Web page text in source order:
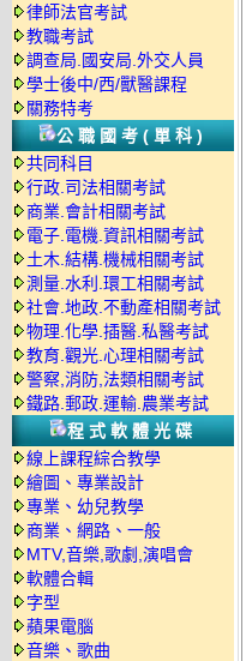
律師法官考試
教職考試
調查局.國安局.外交人員
學士後中/西/獸醫課程
關務特考
公職國考(單科)
共同科目
行政.司法相關考試
商業.會計相關考試
電子.電機.資訊相關考試
土木.結構.機械相關考試
測量.水利.環工相關考試
社會.地政.不動產相關考試
物理.化學.插醫.私醫考試
教育.觀光.心理相關考試
警察,消防,法類相關考試
鐵路.郵政.運輸.農業考試
程式軟體光碟
線上課程綜合教學
繪圖、專業設計
專業、幼兒教學
商業、網路、一般
MTV,音樂,歌劇,演唱會
軟體合輯
字型
蘋果電腦
音樂、歌曲